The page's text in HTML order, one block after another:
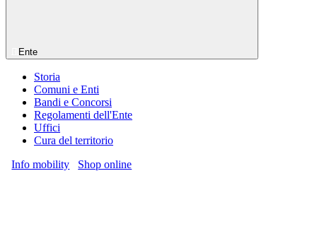
Ente
Storia
Comuni e Enti
Bandi e Concorsi
Regolamenti dell'Ente
Uffici
Cura del territorio
Info mobility
Shop online